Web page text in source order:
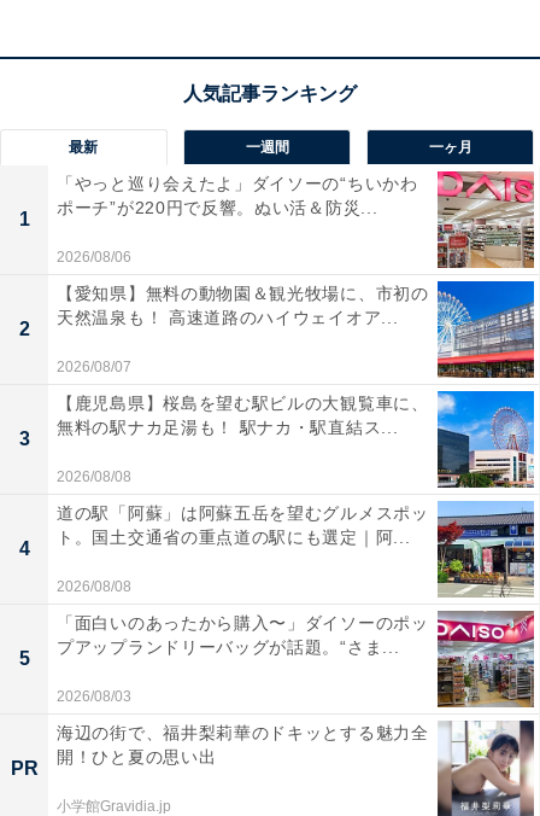
最新 一週間 一ヶ月
1
「やっと巡り会えたよ」ダイソーの“ちいかわ
ポーチ”が220円で反響。ぬい活＆防災...
2026/08/06
2
【愛知県】無料の動物園＆観光牧場に、市初の
天然温泉も！ 高速道路のハイウェイオア...
2026/08/07
3
【鹿児島県】桜島を望む駅ビルの大観覧車に、
無料の駅ナカ足湯も！ 駅ナカ・駅直結ス...
2026/08/08
4
道の駅「阿蘇」は阿蘇五岳を望むグルメスポッ
ト。国土交通省の重点道の駅にも選定｜阿...
2026/08/08
5
「面白いのあったから購入〜」ダイソーのポッ
プアップランドリーバッグが話題。“さま...
2026/08/03
PR
海辺の街で、福井梨莉華のドキッとする魅力全
開！ひと夏の思い出
小学館Gravidia.jp